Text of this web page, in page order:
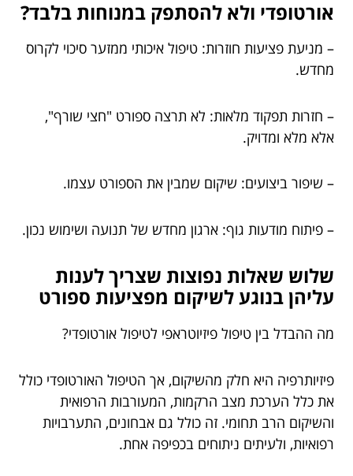
אורטופדי ולא להסתפק במנוחות בלבד?
– מניעת פציעות חוזרות: טיפול איכותי ממזער סיכוי לקרוס
מחדש.
– חזרות תפקוד מלאות: לא תרצה ספורט "חצי שורף",
אלא מלא ומדויק.
– שיפור ביצועים: שיקום שמבין את הספורט עצמו.
– פיתוח מודעות גוף: ארגון מחדש של תנועה ושימוש נכון.
שלוש שאלות נפוצות שצריך לענות
עליהן בנוגע לשיקום מפציעות ספורט
מה ההבדל בין טיפול פיזיוטראפי לטיפול אורטופדי?
פיזיותרפיה היא חלק מהשיקום, אך הטיפול האורטופדי כולל
את כלל הערכת מצב הרקמות, המעורבות הרפואית
והשיקום הרב תחומי. זה כולל גם אבחונים, התערבויות
רפואיות, ולעיתים ניתוחים בכפיפה אחת.